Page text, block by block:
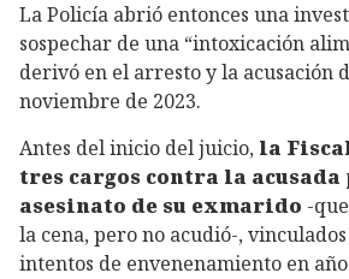
La Policía abrió entonces una
sospechar de una “intoxicación
derivó en el arresto y la acusación
noviembre de 2023.
Antes del inicio del juicio, la
tres cargos contra la
asesinato de su exmarido -
la cena, pero no acudió-, vinculados
intentos de envenenamiento en